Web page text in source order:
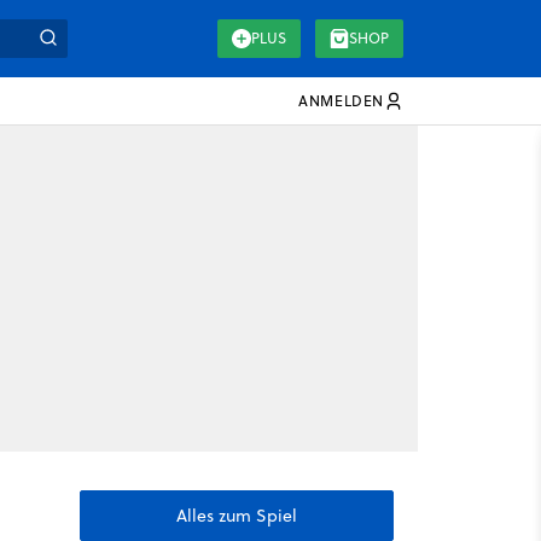
PLUS SHOP
ANMELDEN
Alles zum Spiel